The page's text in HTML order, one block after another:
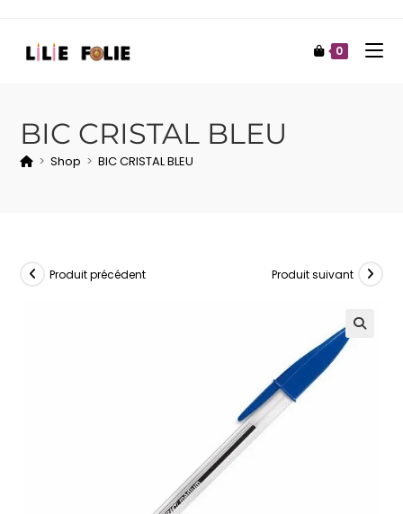
0
BIC CRISTAL BLEU
> Shop > BIC CRISTAL BLEU
Produit précédent Produit suivant